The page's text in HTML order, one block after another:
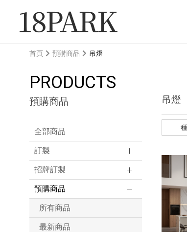
首頁 預購商品 吊燈
PRODUCTS
預購商品
全部商品
訂製
招牌訂製
預購商品
所有商品
最新商品
吊燈